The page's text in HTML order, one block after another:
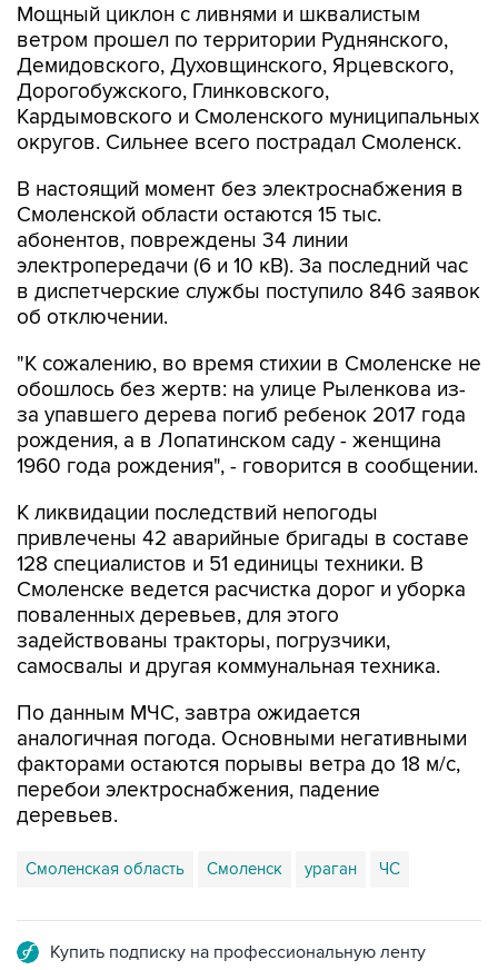
Мощный циклон с ливнями и шквалистым
ветром прошел по территории Руднянского,
Демидовского, Духовщинского, Ярцевского,
Дорогобужского, Глинковского,
Кардымовского и Смоленского муниципальных
округов. Сильнее всего пострадал Смоленск.
В настоящий момент без электроснабжения в
Смоленской области остаются 15 тыс.
абонентов, повреждены 34 линии
электропередачи (6 и 10 кВ). За последний час
в диспетчерские службы поступило 846 заявок
об отключении.
"К сожалению, во время стихии в Смоленске не
обошлось без жертв: на улице Рыленкова из-
за упавшего дерева погиб ребенок 2017 года
рождения, а в Лопатинском саду - женщина
1960 года рождения", - говорится в сообщении.
К ликвидации последствий непогоды
привлечены 42 аварийные бригады в составе
128 специалистов и 51 единицы техники. В
Смоленске ведется расчистка дорог и уборка
поваленных деревьев, для этого
задействованы тракторы, погрузчики,
самосвалы и другая коммунальная техника.
По данным МЧС, завтра ожидается
аналогичная погода. Основными негативными
факторами остаются порывы ветра до 18 м/с,
перебои электроснабжения, падение
деревьев.
Смоленская область Смоленск ураган ЧС
Купить подписку на профессиональную ленту